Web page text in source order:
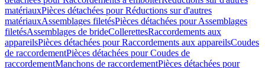
matériauxPièces détachées pour Réductions sur d'autres
matériauxAssemblages filetésPièces détachées pour Assemblages
filetésAssemblages de brideCollerettesRaccordements aux
appareilsPièces détachées pour Raccordements aux appareilsCoudes
de raccordementPièces détachées pour Coudes de
raccordementManchons de raccordementPièces détachées pour